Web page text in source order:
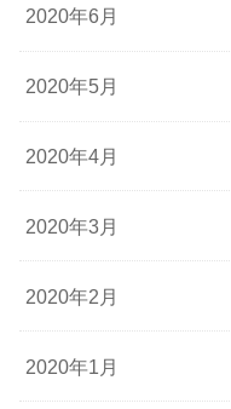
2020年6月
2020年5月
2020年4月
2020年3月
2020年2月
2020年1月